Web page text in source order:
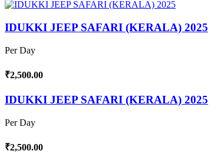
IDUKKI JEEP SAFARI (KERALA) 2025
Per Day
₹2,500.00
IDUKKI JEEP SAFARI (KERALA) 2025
Per Day
₹2,500.00